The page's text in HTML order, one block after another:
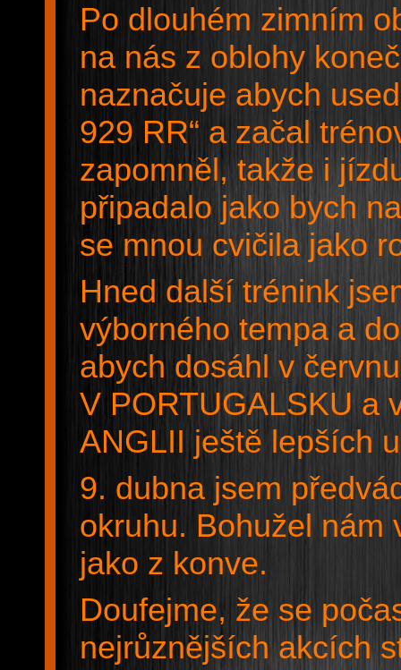
Po dlouhém zimním
na nás z oblohy
naznačuje abych
929 RR“ a začal
zapomněl, takže i
připadalo jako bych
se mnou cvičila jako
Hned další trénink
výborného tempa a
abych dosáhl v
V PORTUGALSKU a
ANGLII ještě lepších
9. dubna jsem
okruhu. Bohužel nám
jako z konve.
Doufejme, že se
nejrůznějších akcích